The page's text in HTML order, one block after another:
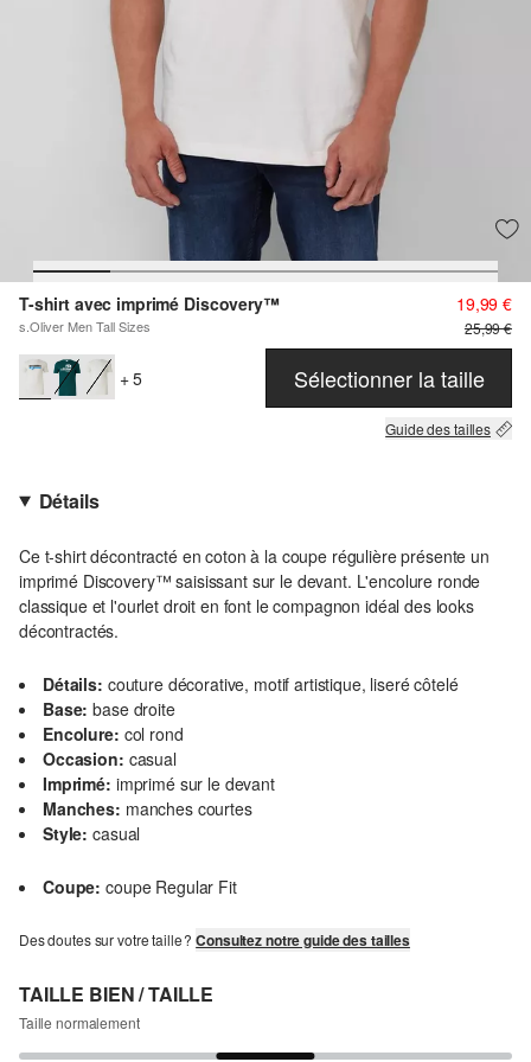
T-shirt avec imprimé Discovery™
s.Oliver Men Tall Sizes
19,99 €
25,99 €
+ 5 Sélectionner la taille
Guide des tailles
Détails
Ce t-shirt décontracté en coton à la coupe régulière présente un
imprimé Discovery™ saisissant sur le devant. L'encolure ronde
classique et l'ourlet droit en font le compagnon idéal des looks
décontractés.
Détails: couture décorative, motif artistique, liseré côtelé
Base: base droite
Encolure: col rond
Occasion: casual
Imprimé: imprimé sur le devant
Manches: manches courtes
Style: casual
Coupe: coupe Regular Fit
Des doutes sur votre taille ?Consultez notre guide des tailles
TAILLE BIEN / TAILLE
Taille normalement